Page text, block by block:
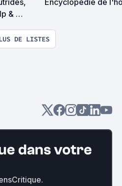
&
Encyclopédie de
DE LISTES
dans votre